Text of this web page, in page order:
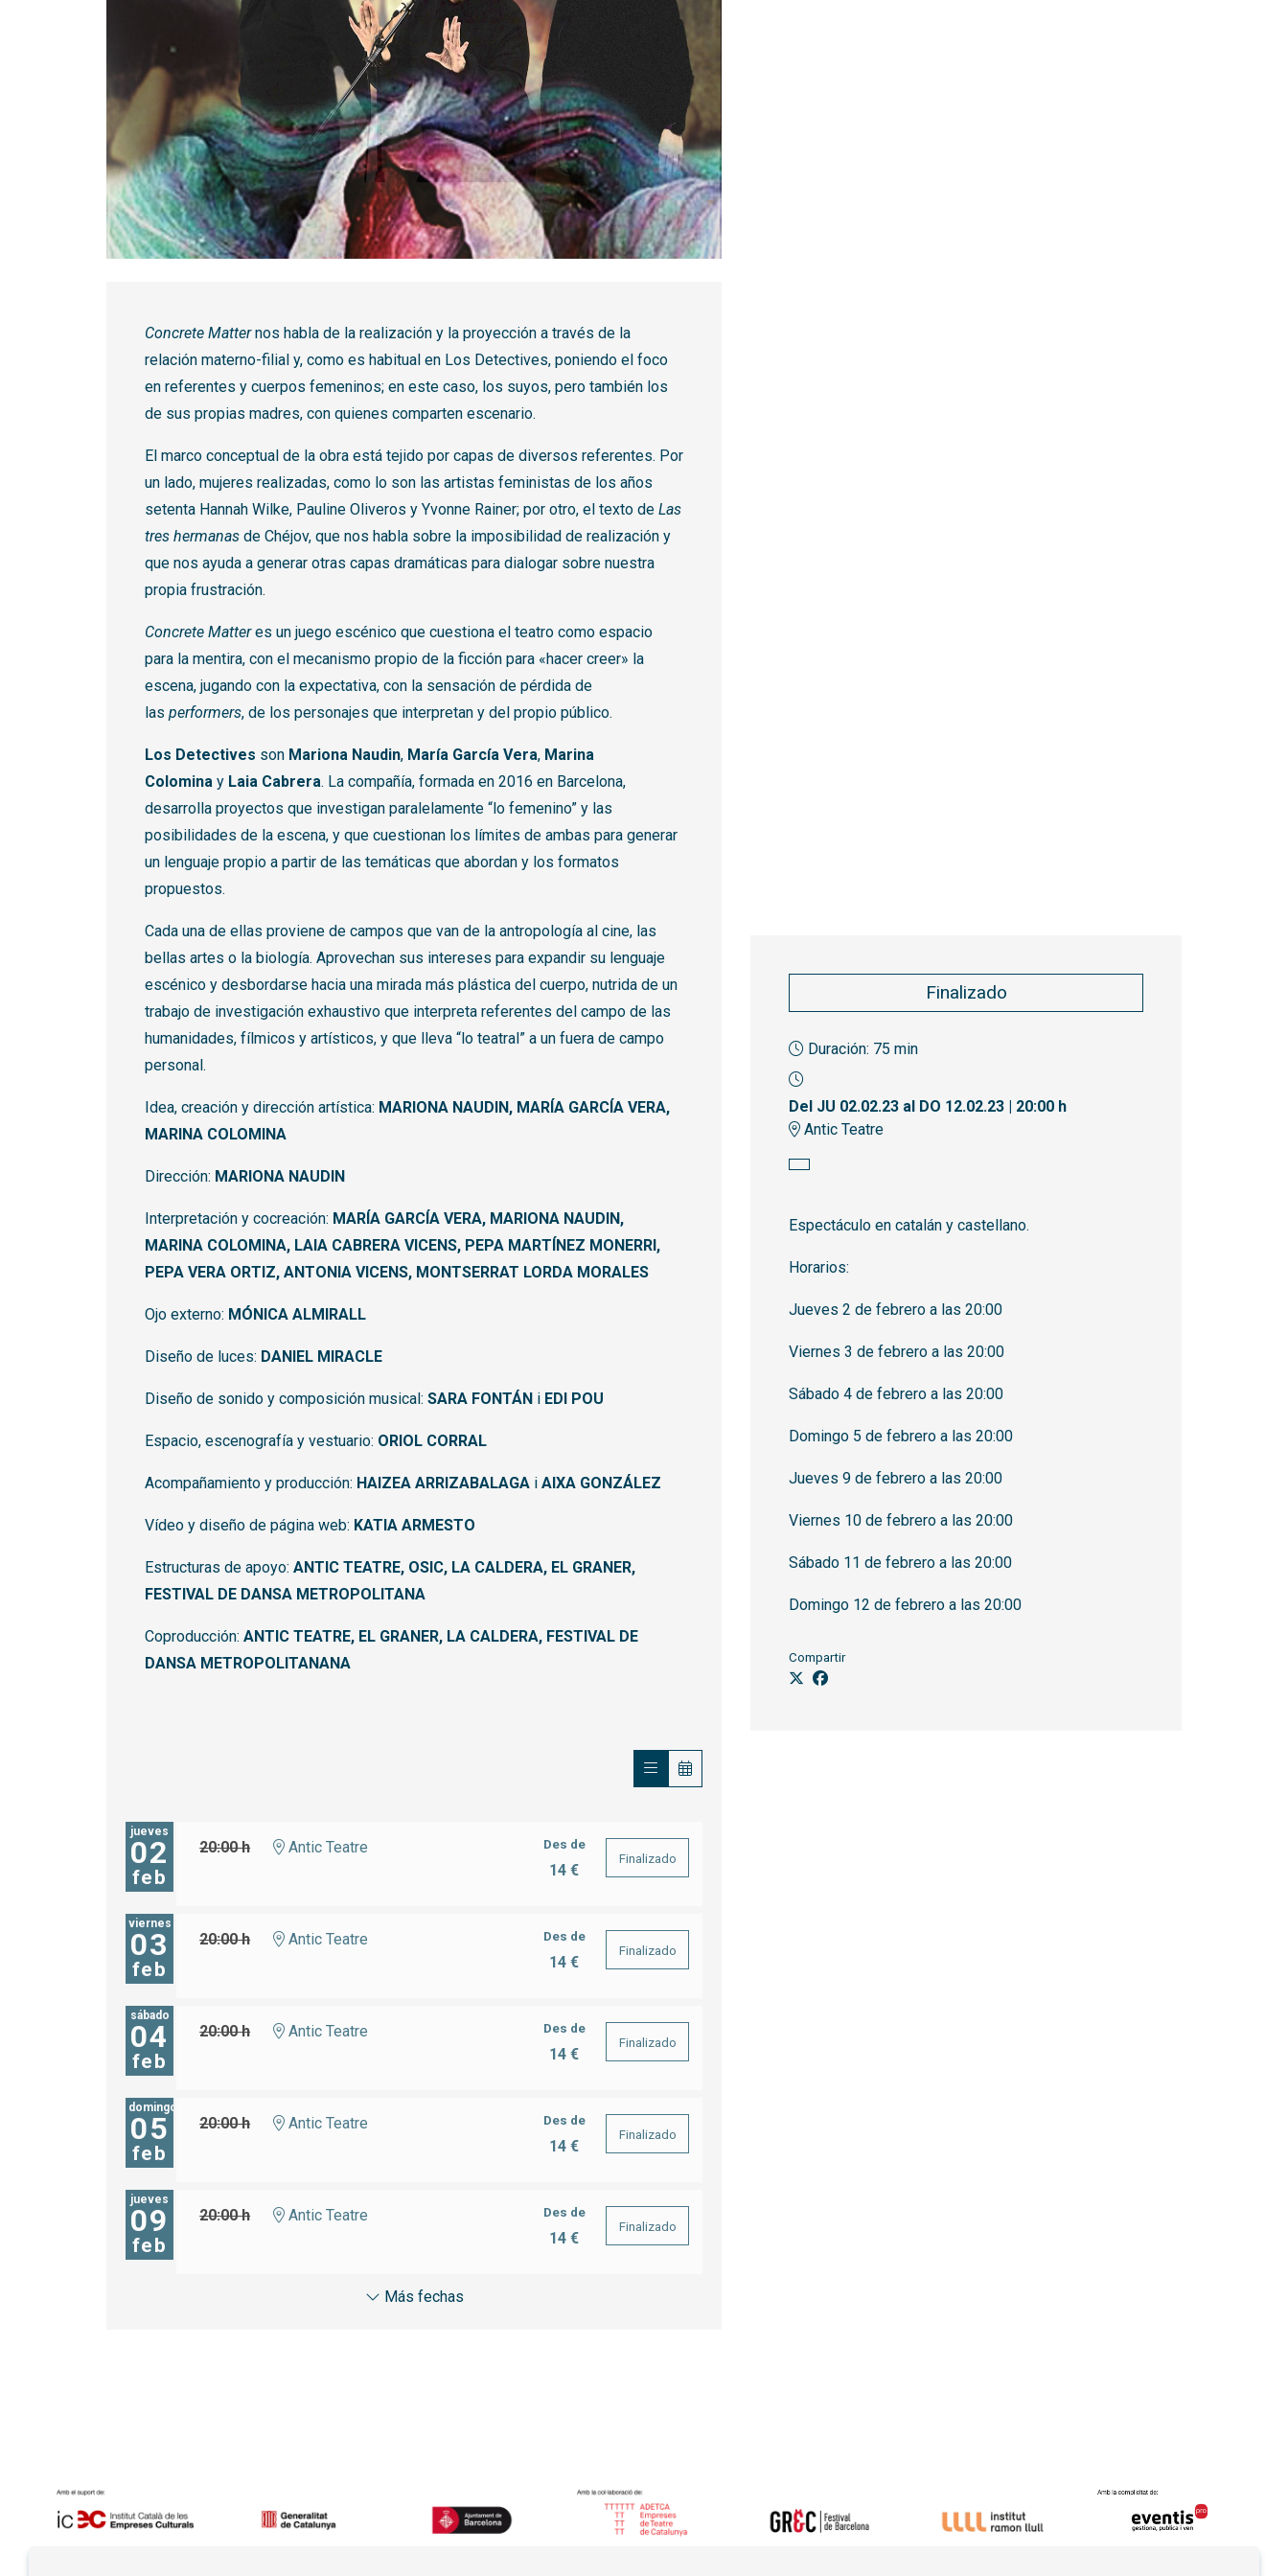
Finalizado
Duración: 75 min
Del JU 02.02.23 al DO 12.02.23 | 20:00 h
Antic Teatre
Espectáculo en catalán y castellano.
Horarios:
Jueves 2 de febrero a las 20:00
Viernes 3 de febrero a las 20:00
Sábado 4 de febrero a las 20:00
Domingo 5 de febrero a las 20:00
Jueves 9 de febrero a las 20:00
Viernes 10 de febrero a las 20:00
Sábado 11 de febrero a las 20:00
Domingo 12 de febrero a las 20:00
Compartir
Concrete Matternos habla de la realización y la proyección a través de la
relación materno-filial y, como es habitual en Los Detectives, poniendo el foco
en referentes y cuerpos femeninos; en este caso, los suyos, pero también los
de sus propias madres, con quienes comparten escenario.
El marco conceptual de la obra está tejido por capas de diversos referentes. Por
un lado, mujeres realizadas, como lo son las artistas feministas de los años
setenta Hannah Wilke, Pauline Oliveros y Yvonne Rainer; por otro, el texto de Las
tres hermanas de Chéjov, que nos habla sobre la imposibilidad de realización y
que nos ayuda a generar otras capas dramáticas para dialogar sobre nuestra
propia frustración.
Concrete Matteres un juego escénico que cuestiona el teatro como espacio
para la mentira, con el mecanismo propio de la ficción para «hacer creer» la
escena, jugando con la expectativa, con la sensación de pérdida de
las performers, de los personajes que interpretan y del propio público.
Los Detectives son Mariona Naudin, María García Vera, Marina
Colomina y Laia Cabrera. La compañía, formada en 2016 en Barcelona,
desarrolla proyectos que investigan paralelamente “lo femenino” y las
posibilidades de la escena, y que cuestionan los límites de ambas para generar
un lenguaje propio a partir de las temáticas que abordan y los formatos
propuestos.
Cada una de ellas proviene de campos que van de la antropología al cine, las
bellas artes o la biología. Aprovechan sus intereses para expandir su lenguaje
escénico y desbordarse hacia una mirada más plástica del cuerpo, nutrida de un
trabajo de investigación exhaustivo que interpreta referentes del campo de las
humanidades, fílmicos y artísticos, y que lleva “lo teatral” a un fuera de campo
personal.
Idea, creación y dirección artística: MARIONA NAUDIN, MARÍA GARCÍA VERA,
MARINA COLOMINA
Dirección: MARIONA NAUDIN
Interpretación y cocreación: MARÍA GARCÍA VERA, MARIONA NAUDIN,
MARINA COLOMINA, LAIA CABRERA VICENS, PEPA MARTÍNEZ MONERRI,
PEPA VERA ORTIZ, ANTONIA VICENS, MONTSERRAT LORDA MORALES
Ojo externo: MÓNICA ALMIRALL
Diseño de luces: DANIEL MIRACLE
Diseño de sonido y composición musical: SARA FONTÁN i EDI POU
Espacio, escenografía y vestuario: ORIOL CORRAL
Acompañamiento y producción: HAIZEA ARRIZABALAGA i AIXA GONZÁLEZ
Vídeo y diseño de página web: KATIA ARMESTO
Estructuras de apoyo: ANTIC TEATRE, OSIC, LA CALDERA, EL GRANER,
FESTIVAL DE DANSA METROPOLITANA
Coproducción: ANTIC TEATRE, EL GRANER, LA CALDERA, FESTIVAL DE
DANSA METROPOLITANANA
jueves
02
feb
20:00 h Antic Teatre Des de
14 €
Finalizado
viernes
03
feb
20:00 h Antic Teatre Des de
14 €
Finalizado
sábado
04
feb
20:00 h Antic Teatre Des de
14 €
Finalizado
domingo
05
feb
20:00 h Antic Teatre Des de
14 €
Finalizado
jueves
09
feb
20:00 h Antic Teatre Des de
14 €
Finalizado
Más fechas